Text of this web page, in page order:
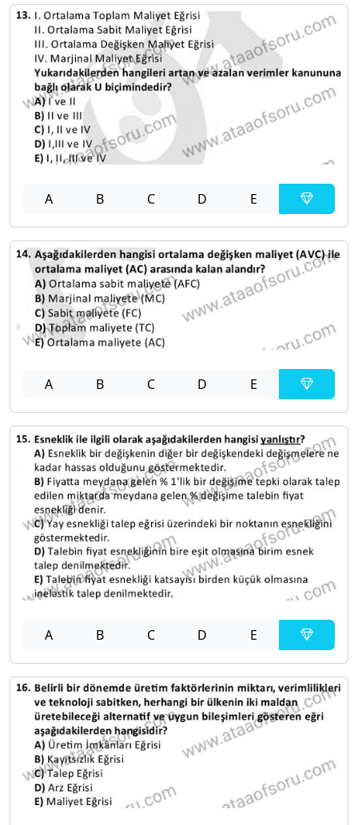
A B C D E
A B C D E
A B C D E